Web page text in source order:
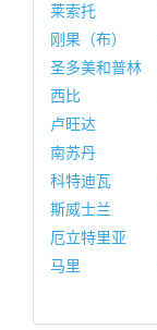
莱索托
刚果（布）
圣多美和普林
西比
卢旺达
南苏丹
科特迪瓦
斯威士兰
厄立特里亚
马里